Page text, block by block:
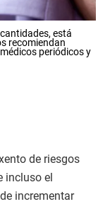
está
recomiendan
periódicos y
de riesgos
incluso el
incrementar